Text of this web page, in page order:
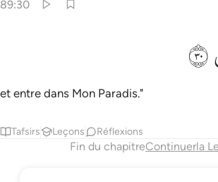
89:30
ﱬ
et entre dans Mon Paradis."
Tafsirs Leçons Réflexions
Fin du chapitreContinuerla